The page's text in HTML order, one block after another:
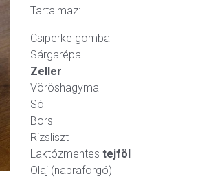
Tartalmaz:
Csiperke gomba
Sárgarépa
Zeller
Vöröshagyma
Só
Bors
Rizsliszt
Laktózmentes tejföl
Olaj (napraforgó)